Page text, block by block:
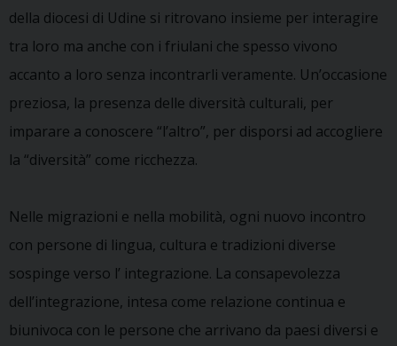
della diocesi di Udine si ritrovano insieme per interagire
tra loro ma anche con i friulani che spesso vivono
accanto a loro senza incontrarli veramente. Un’occasione
preziosa, la presenza delle diversità culturali, per
imparare a conoscere “l’altro”, per disporsi ad accogliere
la “diversità” come ricchezza.
Nelle migrazioni e nella mobilità, ogni nuovo incontro
con persone di lingua, cultura e tradizioni diverse
sospinge verso l’ integrazione. La consapevolezza
dell’integrazione, intesa come relazione continua e
biunivoca con le persone che arrivano da paesi diversi e